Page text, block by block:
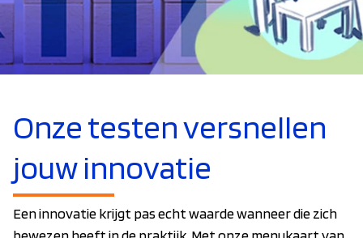
Onze testen versnellen
jouw innovatie
Een innovatie krijgt pas echt waarde wanneer die zich